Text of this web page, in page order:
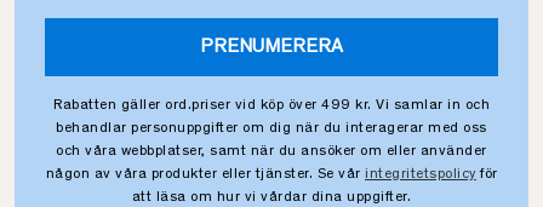
PRENUMERERA
Rabatten gäller ord.priser vid köp över 499 kr. Vi samlar in och
behandlar personuppgifter om dig när du interagerar med oss
och våra webbplatser, samt när du ansöker om eller använder
någon av våra produkter eller tjänster. Se vår integritetspolicy för
att läsa om hur vi vårdar dina uppgifter.